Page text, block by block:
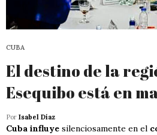
CUBA
El destino de la
Esequibo está en
Por Isabel Díaz
Cuba influye silenciosamente en el